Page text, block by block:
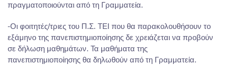
πραγματοποιούνται από τη Γραμματεία.
-Οι φοιτητές/τριες του Π.Σ. ΤΕΙ που θα παρακολουθήσουν το
εξάμηνο της πανεπιστημιοποίησης δε χρειάζεται να προβούν
σε δήλωση μαθημάτων. Τα μαθήματα της
πανεπιστημιοποίησης θα δηλωθούν από τη Γραμματεία.